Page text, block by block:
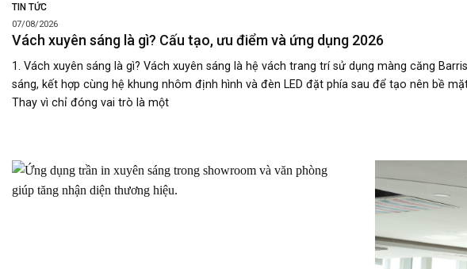
TIN TỨC
07/08/2026
Vách xuyên sáng là gì? Cấu tạo, ưu điểm và ứng dụng 2026
1. Vách xuyên sáng là gì? Vách xuyên sáng là hệ vách trang trí sử dụng màng căng
sáng, kết hợp cùng hệ khung nhôm định hình và đèn LED đặt phía sau để tạo nên bề
Thay vì chỉ đóng vai trò là một